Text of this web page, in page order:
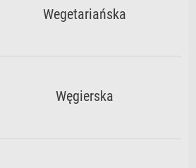
Wegetariańska
Węgierska